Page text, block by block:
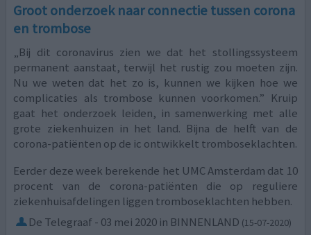
Groot onderzoek naar connectie tussen corona
en trombose
„Bij dit coronavirus zien we dat het stollingssysteem
permanent aanstaat, terwijl het rustig zou moeten zijn.
Nu we weten dat het zo is, kunnen we kijken hoe we
complicaties als trombose kunnen voorkomen.” Kruip
gaat het onderzoek leiden, in samenwerking met alle
grote ziekenhuizen in het land. Bijna de helft van de
corona-patiënten op de ic ontwikkelt tromboseklachten.
Eerder deze week berekende het UMC Amsterdam dat 10
procent van de corona-patiënten die op reguliere
ziekenhuisafdelingen liggen tromboseklachten hebben.
De Telegraaf - 03 mei 2020 in BINNENLAND (15-07-2020)